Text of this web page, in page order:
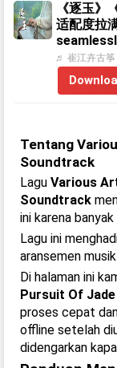
《逐玉
适配度拉
♬ 崔江卉古筝
Tentang
Soundtrack
Lagu Various
Soundtrack
ini karena
Lagu ini
aransemen
Di halaman ini
Pursuit Of
proses cepat
offline setelah
didengarkan